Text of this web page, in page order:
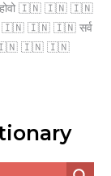
होवो 🇮🇳 🇮🇳 🇮🇳
🇮🇳 🇮🇳 🇮🇳 सर्व
🇮🇳 🇮🇳 🇮🇳 🇮🇳